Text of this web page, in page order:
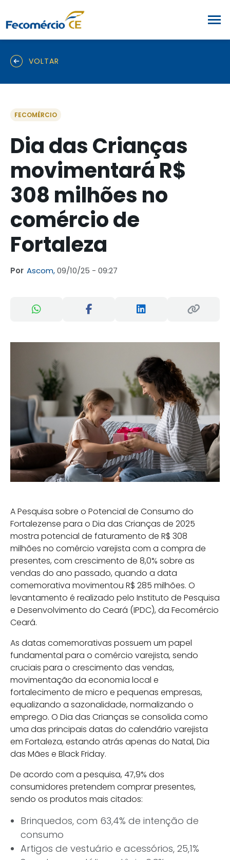
VOLTAR
FECOMÉRCIO
Dia das Crianças
movimentará R$
308 milhões no
comércio de
Fortaleza
Por Ascom,09/10/25 - 09:27
A Pesquisa sobre o Potencial de Consumo do
Fortalezense para o Dia das Crianças de 2025
mostra potencial de faturamento de R$ 308
milhões no comércio varejista com a compra de
presentes, com crescimento de 8,0% sobre as
vendas do ano passado, quando a data
comemorativa movimentou R$ 285 milhões. O
levantamento é realizado pelo Instituto de Pesquisa
e Desenvolvimento do Ceará (IPDC), da Fecomércio
Ceará.
As datas comemorativas possuem um papel
fundamental para o comércio varejista, sendo
cruciais para o crescimento das vendas,
movimentação da economia local e
fortalecimento de micro e pequenas empresas,
equalizando a sazonalidade, normalizando o
emprego. O Dia das Crianças se consolida como
uma das principais datas do calendário varejista
em Fortaleza, estando atrás apenas do Natal, Dia
das Mães e Black Friday.
De acordo com a pesquisa, 47,9% dos
consumidores pretendem comprar presentes,
sendo os produtos mais citados:
Brinquedos, com 63,4% de intenção de
consumo
Artigos de vestuário e acessórios, 25,1%